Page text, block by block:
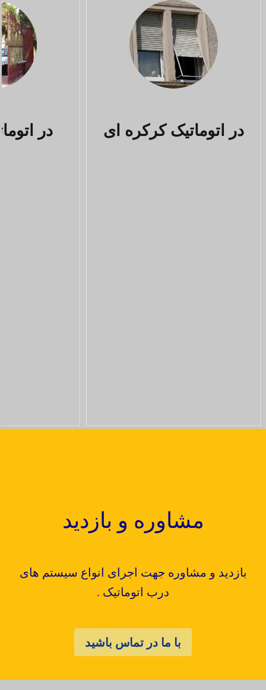
در اتوماتیک کرکره ای در
مشاوره و بازدید
بازدید و مشاوره جهت اجرای انواع سیستم های
درب اتوماتیک .
با ما در تماس باشید